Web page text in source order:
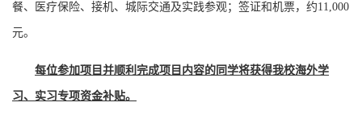
餐、医疗保险、接机、城际交通及实践参观；签证和机票，约11,000
元。
每位参加项目并顺利完成项目内容的同学将获得我校海外学
习、实习专项资金补贴。